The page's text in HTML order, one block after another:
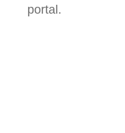
portal.